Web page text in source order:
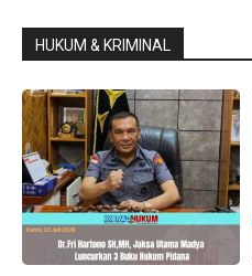
HUKUM & KRIMINAL